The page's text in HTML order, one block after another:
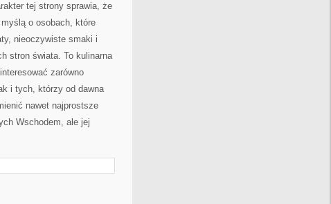
tej strony sprawia, że
o osobach, które
nieoczywiste smaki i
stron świata. To kulinarna
zarówno
i tych, którzy od dawna
nawet najprostsze
Wschodem, ale jej